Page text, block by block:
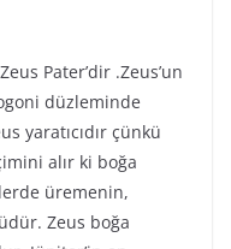
Pater’dir .Zeus’un
düzleminde
yaratıcıdır çünkü
alır ki boğa
üremenin,
Zeus boğa